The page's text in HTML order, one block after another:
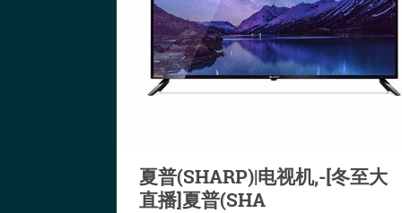
夏普(SHARP)|电视机,-[冬至大
直播]夏普(SHA